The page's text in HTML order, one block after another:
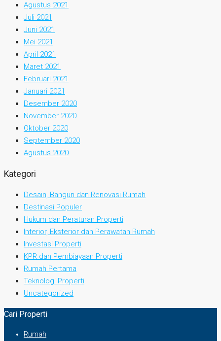
Agustus 2021
Juli 2021
Juni 2021
Mei 2021
April 2021
Maret 2021
Februari 2021
Januari 2021
Desember 2020
November 2020
Oktober 2020
September 2020
Agustus 2020
Kategori
Desain, Bangun dan Renovasi Rumah
Destinasi Populer
Hukum dan Peraturan Properti
Interior, Eksterior dan Perawatan Rumah
Investasi Properti
KPR dan Pembiayaan Properti
Rumah Pertama
Teknologi Properti
Uncategorized
Cari Properti
Rumah